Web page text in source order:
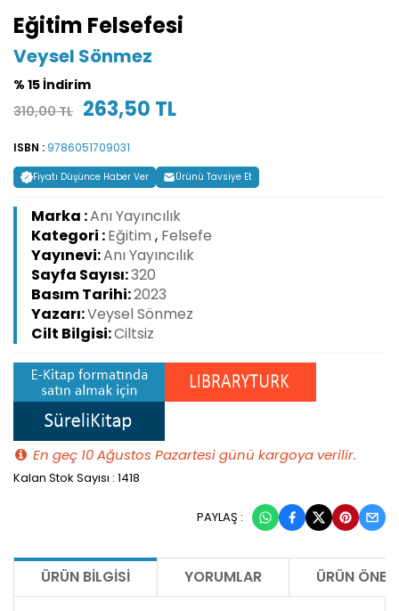
Eğitim Felsefesi
Veysel Sönmez
% 15 İndirim
310,00 TL 263,50 TL
ISBN : 9786051709031
Fiyatı Düşünce Haber Ver Ürünü Tavsiye Et
Marka :Anı Yayıncılık
Kategori :Eğitim , Felsefe
Yayınevi:Anı Yayıncılık
Sayfa Sayısı:320
Basım Tarihi:2023
Yazarı:Veysel Sönmez
Cilt Bilgisi:Ciltsiz
En geç 10 Ağustos Pazartesi günü kargoya verilir.
Kalan Stok Sayısı : 1418
PAYLAŞ :
ÜRÜN BILGISI YORUMLAR ÜRÜN